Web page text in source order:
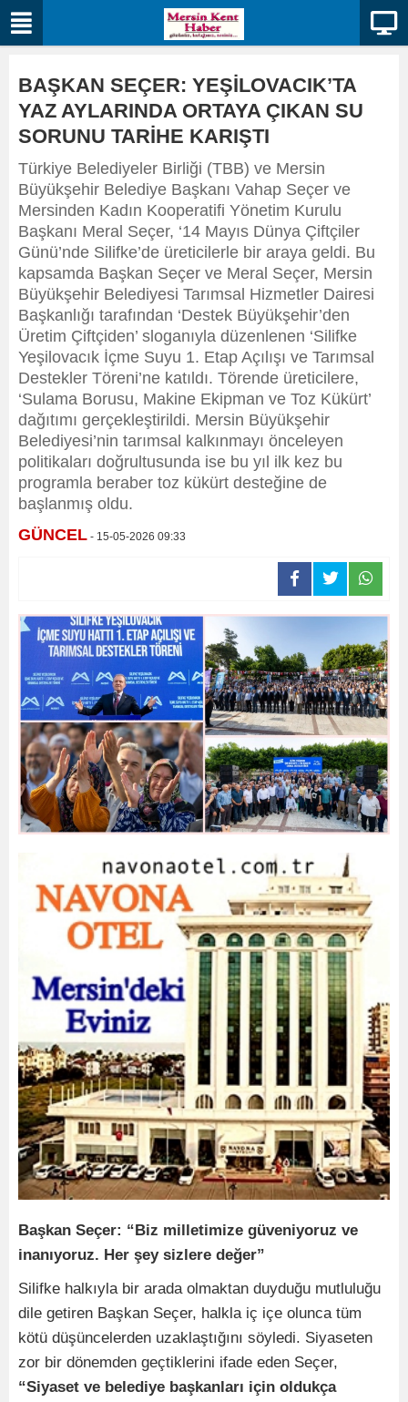
BAŞKAN SEÇER: YEŞİLOVACIK’TA
YAZ AYLARINDA ORTAYA ÇIKAN SU
SORUNU TARİHE KARIŞTI
Türkiye Belediyeler Birliği (TBB) ve Mersin
Büyükşehir Belediye Başkanı Vahap Seçer ve
Mersinden Kadın Kooperatifi Yönetim Kurulu
Başkanı Meral Seçer, ‘14 Mayıs Dünya Çiftçiler
Günü’nde Silifke’de üreticilerle bir araya geldi. Bu
kapsamda Başkan Seçer ve Meral Seçer, Mersin
Büyükşehir Belediyesi Tarımsal Hizmetler Dairesi
Başkanlığı tarafından ‘Destek Büyükşehir’den
Üretim Çiftçiden’ sloganıyla düzenlenen ‘Silifke
Yeşilovacık İçme Suyu 1. Etap Açılışı ve Tarımsal
Destekler Töreni’ne katıldı. Törende üreticilere,
‘Sulama Borusu, Makine Ekipman ve Toz Kükürt’
dağıtımı gerçekleştirildi. Mersin Büyükşehir
Belediyesi’nin tarımsal kalkınmayı önceleyen
politikaları doğrultusunda ise bu yıl ilk kez bu
programla beraber toz kükürt desteğine de
başlanmış oldu.
GÜNCEL - 15-05-2026 09:33
Başkan Seçer: “Biz milletimize güveniyoruz ve
inanıyoruz. Her şey sizlere değer”
Silifke halkıyla bir arada olmaktan duyduğu mutluluğu
dile getiren Başkan Seçer, halkla iç içe olunca tüm
kötü düşüncelerden uzaklaştığını söyledi. Siyaseten
zor bir dönemden geçtiklerini ifade eden Seçer,
“Siyaset ve belediye başkanları için oldukça